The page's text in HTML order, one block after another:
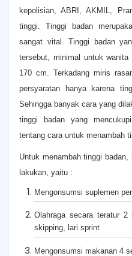
kepolisian, ABRI, AKMIL,
tinggi. Tinggi badan
sangat vital. Tinggi badan
tersebut, minimal untuk
170 cm. Terkadang miris
persyaratan hanya karena
Sehingga banyak cara yang
tinggi badan yang
tentang cara untuk menambah
Untuk menambah tinggi
lakukan, yaitu :
Mengonsumsi suplemen
Olahraga secara teratur 2
skipping, lari sprint
Mengonsumsi makanan 4